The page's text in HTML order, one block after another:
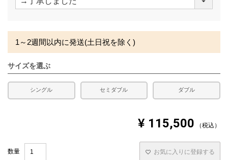
※北海道・沖縄・離島等一部地域へのお届けは別途送料が
発生する場合がございます。また、発送予定も変更になる
※テンピュール 素材は、ご購入いただいた当初の状態から
どちらの場合も体圧分散効果に影響はありませんので、ど
ご確認のうえご購入くださいませ。
1～2週間以内に発送(土日祝を除く)
サイズを選ぶ
シングル セミダブル ダブル
¥ 115,500 税込
お気に入りに登録する